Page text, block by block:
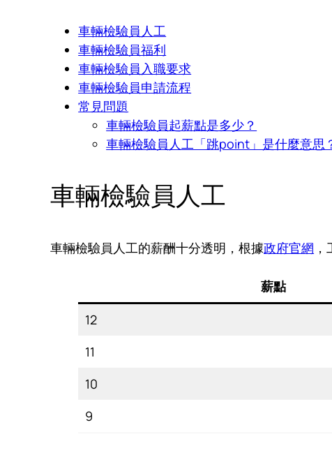
車輛檢驗員人工
車輛檢驗員福利
車輛檢驗員入職要求
車輛檢驗員申請流程
常見問題
車輛檢驗員起薪點是多少？
車輛檢驗員人工「跳point」是什麼意思
車輛檢驗員人工
車輛檢驗員人工的薪酬十分透明，根據政府官網
薪點
12
11
10
9